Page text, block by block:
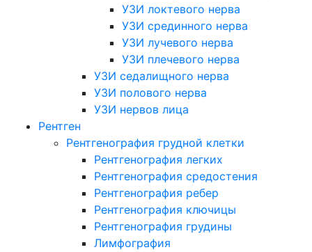
УЗИ локтевого нерва
УЗИ срединного нерва
УЗИ лучевого нерва
УЗИ плечевого нерва
УЗИ седалищного нерва
УЗИ полового нерва
УЗИ нервов лица
Рентген
Рентгенография грудной клетки
Рентгенография легких
Рентгенография средостения
Рентгенография ребер
Рентгенография ключицы
Рентгенография грудины
Лимфография